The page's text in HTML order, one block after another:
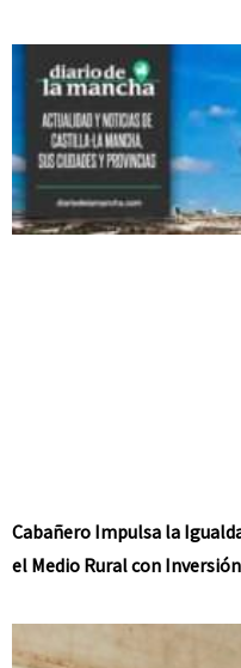
Cabañero Impulsa la
el Medio Rural con